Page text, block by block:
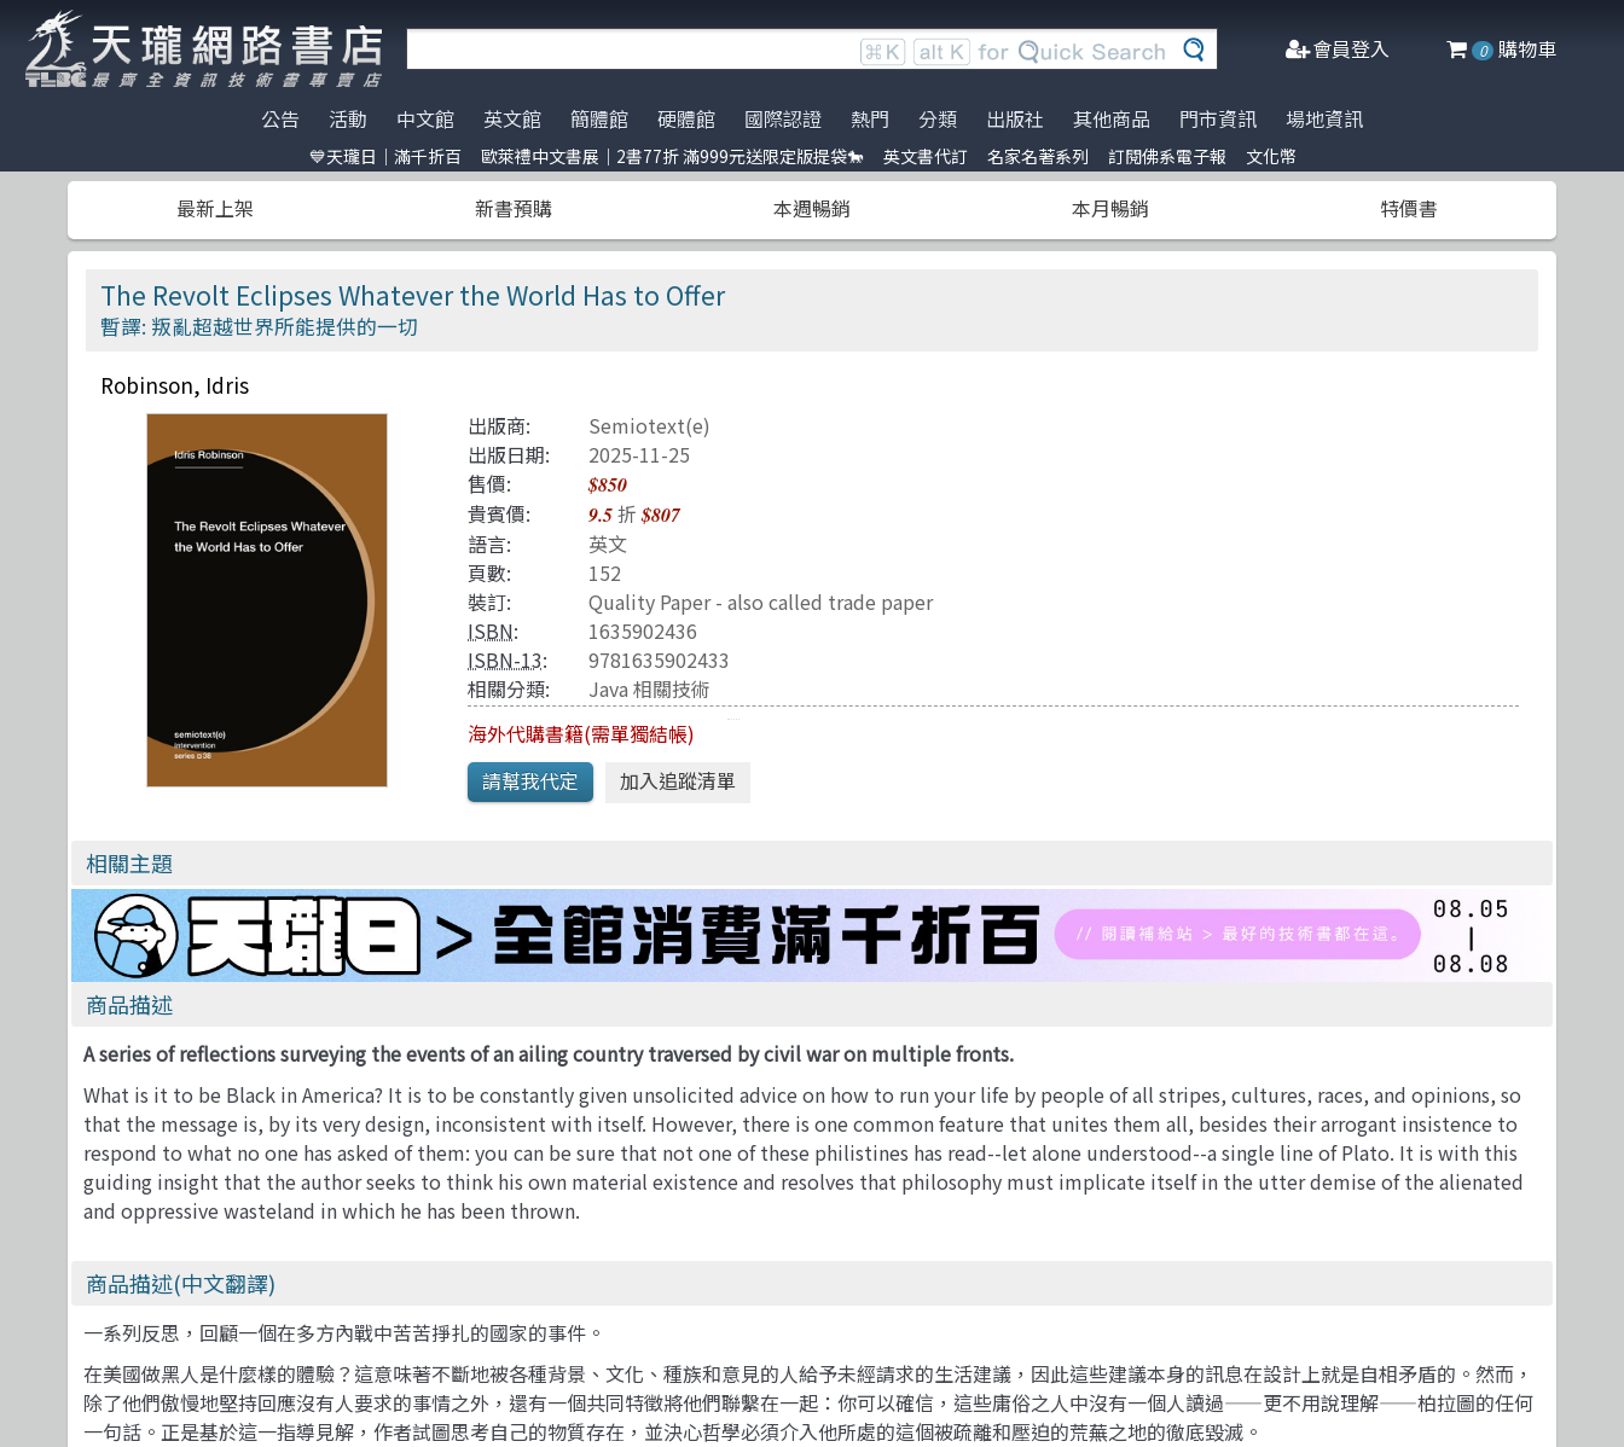
會員登入 0 購物車
公告
天瓏門市春節營業公告
門市營業客服時間調整 到店取貨新功能上線
※進口書籍到貨延誤公告※
※電子發票使用說明※
天瓏行動會員卡上線囉！ ※詐騙提醒公告 請勿受騙※
活動
天瓏日｜滿千折百
歐萊禮中文書展｜2書77折 滿999元送限定
版提袋🐎
服務｜代訂英文書
名家名著系列
訂閱佛系電子報
中文館 英文館 簡體館 硬體館 國際認證
熱門
AI Coding
ChatGPT Python
Agile Software
Machine Learning
Large language model Linux
Design Pattern
影像辨識 Image-recognition Penetration-test
半導體
Prompt Engineering
LangChain
Engineer self-growth
Computer Vision
Unit Test 單元測試
程式交易 Trading
TDD 測試導向開發
R 語言
遊戲引擎 Game-engine Raspberry Pi
分類
全部分類
Data Science 電子電路電機類
人工智慧
軟體架構 雲端運算
軟體測試
職涯發展 前端開發
網頁設計
UI/UX
遊戲開發設計
Adobe 軟體應用
Office 系列
網路通訊
其他
出版社
O'Reilly
Pragmatic Bookshelf Packt Publishing
Manning
Academic Press Addison Wesley
Apress
Auerbach Publication Cambridge
Cisco Press
Wiley
Morgan & Claypool
其他商品
電子開發板
特價書籍 暢銷外文書
阿喵周邊商品
IT狗精品區 IT T-shirt
商管科普推薦書
Make 國際中文版
機器人雜誌 ROBOCON Magazine 創客‧自造者工作坊
門市資訊 場地資訊
💙天瓏日｜滿千折百 歐萊禮中文書展｜2書77折 滿999元送限定版提袋🐎 英文書代訂 名家名著系列 訂閱佛系電子報 文化幣
最新上架 新書預購 本週暢銷 本月暢銷 特價書
The Revolt Eclipses Whatever the World Has to Offer
暫譯: 叛亂超越世界所能提供的一切
Robinson, Idris
出版商:
Semiotext(e)
出版日期:
2025-11-25
售價:
$850
貴賓價: 9.5折$807
語言:
英文
頁數:
152
裝訂:
Quality Paper - also called trade paper
ISBN:
1635902436
ISBN-13:
9781635902433
相關分類:
Java 相關技術
海外代購書籍(需單獨結帳)
相關主題
商品描述
A series of reflections surveying the events of an ailing country traversed by civil war on multiple fronts.
What is it to be Black in America? It is to be constantly given unsolicited advice on how to run your life by people of all stripes, cultures, races, and opinions, so
that the message is, by its very design, inconsistent with itself. However, there is one common feature that unites them all, besides their arrogant insistence to
respond to what no one has asked of them: you can be sure that not one of these philistines has read--let alone understood--a single line of Plato. It is with this
guiding insight that the author seeks to think his own material existence and resolves that philosophy must implicate itself in the utter demise of the alienated
and oppressive wasteland in which he has been thrown.
商品描述(中文翻譯)
一系列反思，回顧一個在多方內戰中苦苦掙扎的國家的事件。
在美國做黑人是什麼樣的體驗？這意味著不斷地被各種背景、文化、種族和意見的人給予未經請求的生活建議，因此這些建議本身的訊息在設計上就是自相矛盾的。然而，
除了他們傲慢地堅持回應沒有人要求的事情之外，還有一個共同特徵將他們聯繫在一起：你可以確信，這些庸俗之人中沒有一個人讀過——更不用說理解——柏拉圖的任何
一句話。正是基於這一指導見解，作者試圖思考自己的物質存在，並決心哲學必須介入他所處的這個被疏離和壓迫的荒蕪之地的徹底毀滅。